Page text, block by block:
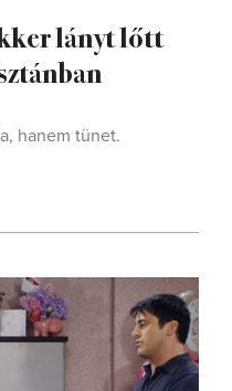
lányt lőtt
hanem tünet.